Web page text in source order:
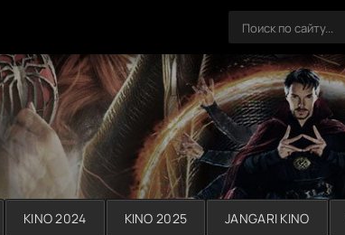
KINO 2024 KINO 2025 JANGARI KINO